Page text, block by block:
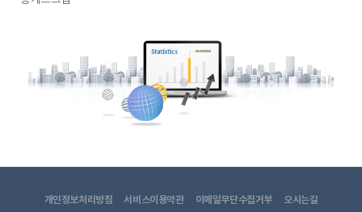
개인정보처리방침 서비스이용약관 이메일무단수집거부 오시는길